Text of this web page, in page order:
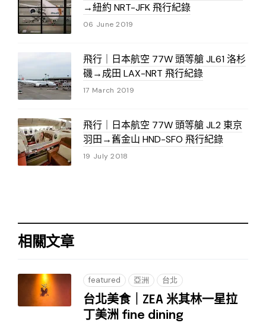
→紐約 NRT-JFK 飛行紀錄
06 June 2019
飛行｜日本航空 77W 頭等艙 JL61 洛杉
磯→成田 LAX-NRT 飛行紀錄
17 March 2019
飛行｜日本航空 77W 頭等艙 JL2 東京
羽田→舊金山 HND-SFO 飛行紀錄
19 July 2018
相關文章
featured 亞洲 台北
台北美食｜ZEA 米其林一星拉
丁美洲 fine dining